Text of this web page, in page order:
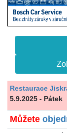
Restaurace
5.9.2025 - Pátek
Můžete